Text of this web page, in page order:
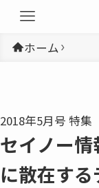
ホーム
2018年5月号 特集
セイノー
に散在す